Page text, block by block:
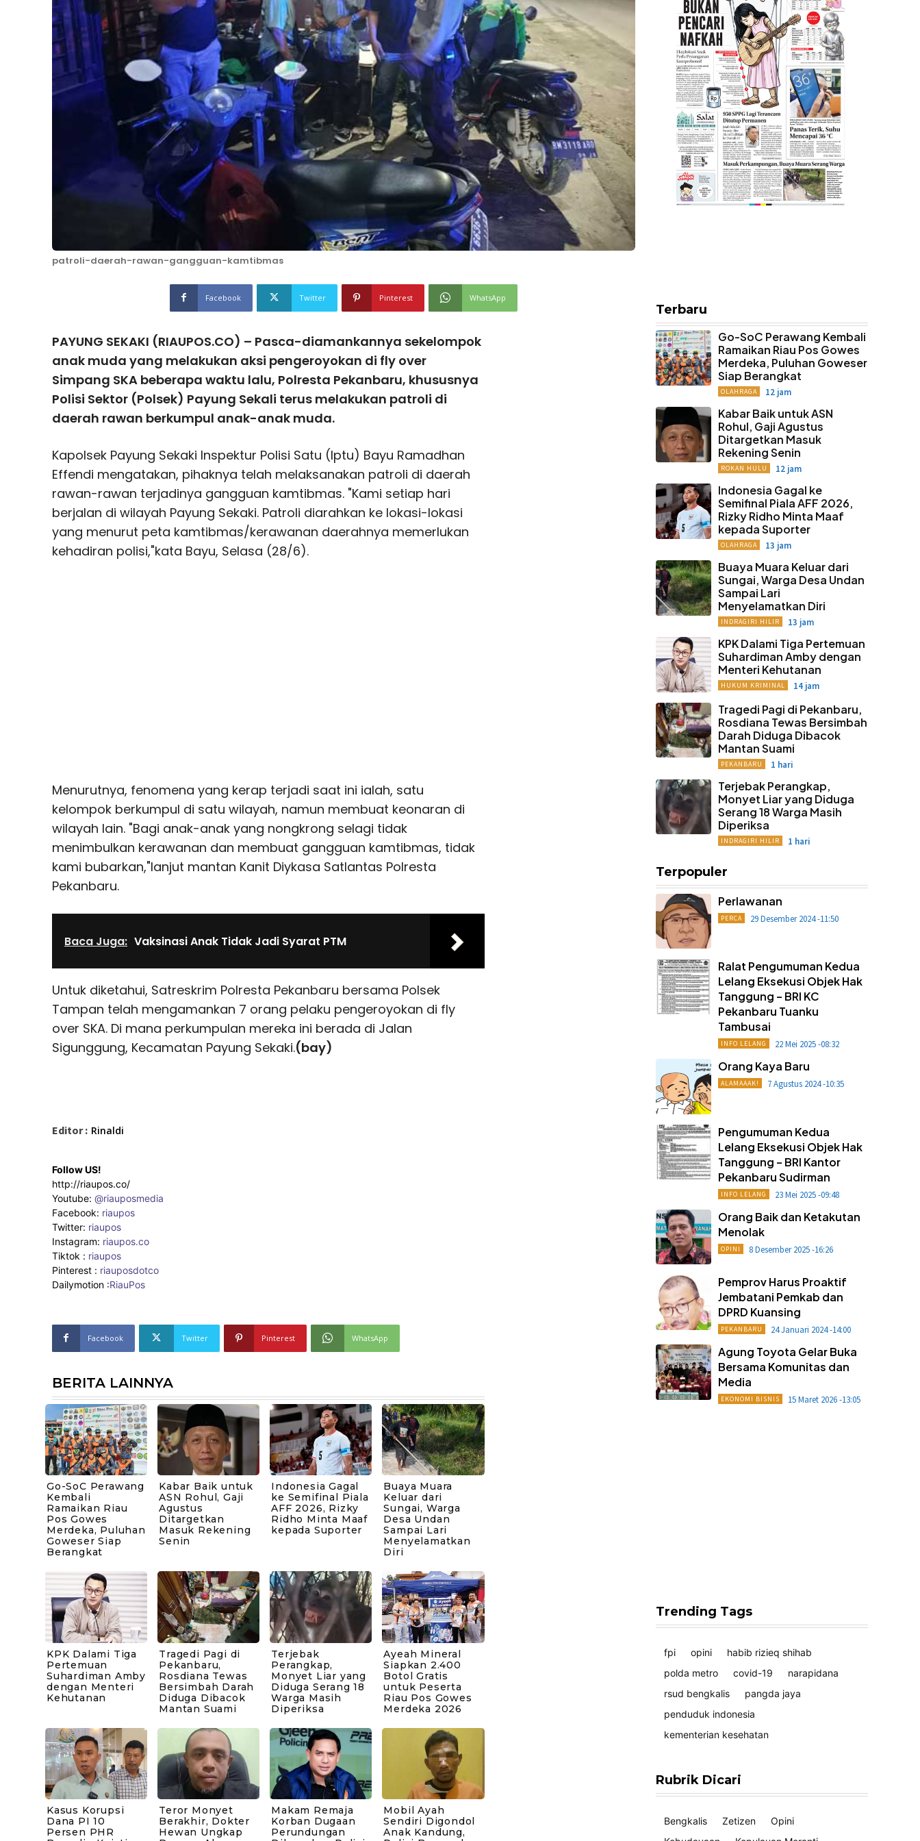
patroli-daerah-rawan-gangguan-kamtibmas
Facebook Twitter Pinterest WhatsApp
PAYUNG SEKAKI (RIAUPOS.CO) – Pasca-diamankannya sekelompok
anak muda yang melakukan aksi pengeroyokan di fly over
Simpang SKA beberapa waktu lalu, Polresta Pekanbaru, khususnya
Polisi Sektor (Polsek) Payung Sekali terus melakukan patroli di
daerah rawan berkumpul anak-anak muda.
Kapolsek Payung Sekaki Inspektur Polisi Satu (Iptu) Bayu Ramadhan
Effendi mengatakan, pihaknya telah melaksanakan patroli di daerah
rawan-rawan terjadinya gangguan kamtibmas. "Kami setiap hari
berjalan di wilayah Payung Sekaki. Patroli diarahkan ke lokasi-lokasi
yang menurut peta kamtibmas/kerawanan daerahnya memerlukan
kehadiran polisi,"kata Bayu, Selasa (28/6).
Menurutnya, fenomena yang kerap terjadi saat ini ialah, satu
kelompok berkumpul di satu wilayah, namun membuat keonaran di
wilayah lain. "Bagi anak-anak yang nongkrong selagi tidak
menimbulkan kerawanan dan membuat gangguan kamtibmas, tidak
kami bubarkan,"lanjut mantan Kanit Diykasa Satlantas Polresta
Pekanbaru.
Baca Juga: Vaksinasi Anak Tidak Jadi Syarat PTM
Untuk diketahui, Satreskrim Polresta Pekanbaru bersama Polsek
Tampan telah mengamankan 7 orang pelaku pengeroyokan di fly
over SKA. Di mana perkumpulan mereka ini berada di Jalan
Sigunggung, Kecamatan Payung Sekaki.(bay)
Editor : Rinaldi
Follow US!
http://riaupos.co/
Youtube: @riauposmedia
Facebook: riaupos
Twitter: riaupos
Instagram: riaupos.co
Tiktok : riaupos
Pinterest : riauposdotco
Dailymotion :RiauPos
Facebook Twitter Pinterest WhatsApp
BERITA LAINNYA
Go-SoC Perawang
Kembali
Ramaikan Riau
Pos Gowes
Merdeka, Puluhan
Goweser Siap
Berangkat
Kabar Baik untuk
ASN Rohul, Gaji
Agustus
Ditargetkan
Masuk Rekening
Senin
Indonesia Gagal
ke Semifinal Piala
AFF 2026, Rizky
Ridho Minta Maaf
kepada Suporter
Buaya Muara
Keluar dari
Sungai, Warga
Desa Undan
Sampai Lari
Menyelamatkan
Diri
KPK Dalami Tiga
Pertemuan
Suhardiman Amby
dengan Menteri
Kehutanan
Tragedi Pagi di
Pekanbaru,
Rosdiana Tewas
Bersimbah Darah
Diduga Dibacok
Mantan Suami
Terjebak
Perangkap,
Monyet Liar yang
Diduga Serang 18
Warga Masih
Diperiksa
Ayeah Mineral
Siapkan 2.400
Botol Gratis
untuk Peserta
Riau Pos Gowes
Merdeka 2026
Kasus Korupsi
Dana PI 10
Persen PHR
Teror Monyet
Berakhir, Dokter
Hewan Ungkap
Makam Remaja
Korban Dugaan
Perundungan
Mobil Ayah
Sendiri Digondol
Anak Kandung,
Terbaru
Go-SoC Perawang Kembali
Ramaikan Riau Pos Gowes
Merdeka, Puluhan Goweser
Siap Berangkat
OLAHRAGA 12 jam
Kabar Baik untuk ASN
Rohul, Gaji Agustus
Ditargetkan Masuk
Rekening Senin
ROKAN HULU 12 jam
Indonesia Gagal ke
Semifinal Piala AFF 2026,
Rizky Ridho Minta Maaf
kepada Suporter
OLAHRAGA 13 jam
Buaya Muara Keluar dari
Sungai, Warga Desa Undan
Sampai Lari
Menyelamatkan Diri
INDRAGIRI HILIR 13 jam
KPK Dalami Tiga Pertemuan
Suhardiman Amby dengan
Menteri Kehutanan
HUKUM KRIMINAL 14 jam
Tragedi Pagi di Pekanbaru,
Rosdiana Tewas Bersimbah
Darah Diduga Dibacok
Mantan Suami
PEKANBARU 1 hari
Terjebak Perangkap,
Monyet Liar yang Diduga
Serang 18 Warga Masih
Diperiksa
INDRAGIRI HILIR 1 hari
Terpopuler
Perlawanan
PERCA 29 Desember 2024 -11:50
Ralat Pengumuman Kedua
Lelang Eksekusi Objek Hak
Tanggung – BRI KC
Pekanbaru Tuanku
Tambusai
INFO LELANG 22 Mei 2025 -08:32
Orang Kaya Baru
ALAMAAAK! 7 Agustus 2024 -10:35
Pengumuman Kedua
Lelang Eksekusi Objek Hak
Tanggung – BRI Kantor
Pekanbaru Sudirman
INFO LELANG 23 Mei 2025 -09:48
Orang Baik dan Ketakutan
Menolak
OPINI 8 Desember 2025 -16:26
Pemprov Harus Proaktif
Jembatani Pemkab dan
DPRD Kuansing
PEKANBARU 24 Januari 2024 -14:00
Agung Toyota Gelar Buka
Bersama Komunitas dan
Media
EKONOMI BISNIS 15 Maret 2026 -13:05
Trending Tags
fpi opini
habib rizieq shihab
polda metro
covid-19
narapidana
rsud bengkalis
pangda jaya
penduduk indonesia
kementerian kesehatan
Rubrik Dicari
Bengkalis Zetizen
Opini